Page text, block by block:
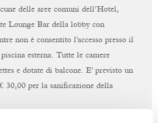
delle aree comuni dell’Hotel,
Lounge Bar della lobby con
non è consentito l'accesso presso il
esterna. Tutte le camere
e dotate di balcone. E' previsto un
30,00 per la sanificazione della